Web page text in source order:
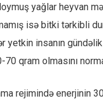
yağlar heyvan
isə bitki tərkibli
yetkin insanın
qram olmasını
rejimində enerjinin